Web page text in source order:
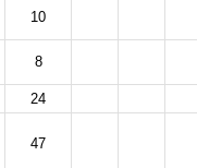
10
8
24
47